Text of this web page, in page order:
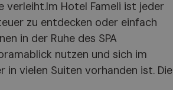
verleiht.Im Hotel Fameli ist jeder
zu entdecken oder einfach
in der Ruhe des SPA
nutzen und sich im
in vielen Suiten vorhanden ist. Die
des Pustertals zu erkunden. Mit
Gastlichkeit und der Liebe
fühlen lässt, ist das Hotel
für einen entspannten und